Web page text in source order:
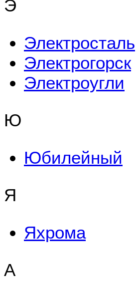
Э
Электросталь
Электрогорск
Электроугли
Ю
Юбилейный
Я
Яхрома
А